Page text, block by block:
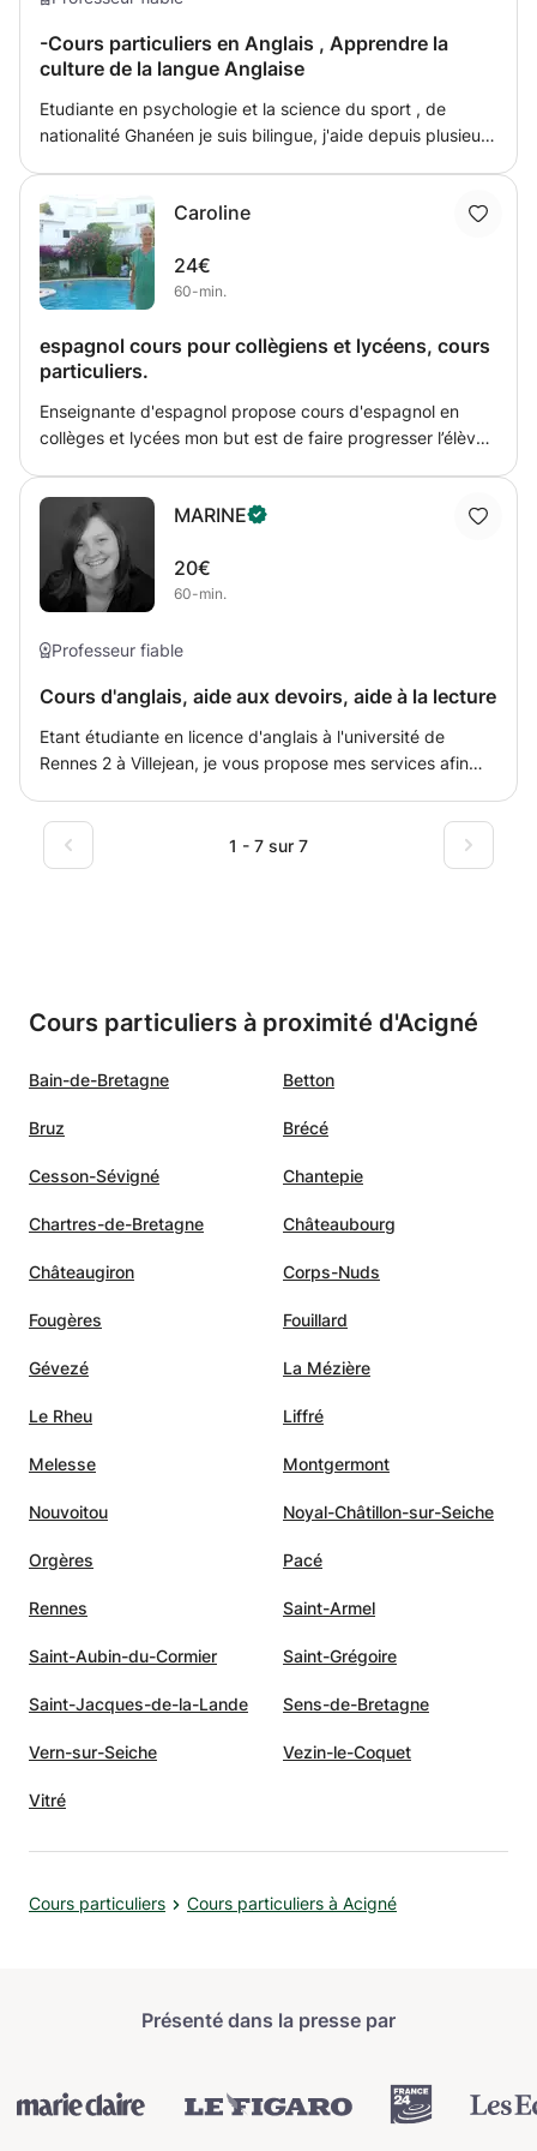
toujours négocier les horaires
-Cours particuliers en Anglais , Apprendre la
culture de la langue Anglaise
Etudiante en psychologie et la science du sport , de
nationalité Ghanéen je suis bilingue, j'aide depuis plusieurs
nombreuse astuces et mémo-techniques pour apprendre
la langue et la prononciation rapidement et avec
efficacité.
Caroline
24€
60-min.
espagnol cours pour collègiens et lycéens, cours
particuliers.
Enseignante d'espagnol propose cours d'espagnol en
collèges et lycées mon but est de faire progresser l’élève
lexicales.Ayant une expérience de professeur en collèges
et en lycées.
MARINE
20€
60-min.
Professeur fiable
Cours d'anglais, aide aux devoirs, aide à la lecture
Etant étudiante en licence d'anglais à l'université de
Rennes 2 à Villejean, je vous propose mes services afin
lycée, que ce soit à l'oral et/ou à l'écrit. Je peux aussi
aider votre enfant pour ses devoirs dans des matières
1 - 7 sur 7
Cours particuliers à proximité d'Acigné
Bain-de-Bretagne Betton
Bruz Brécé
Cesson-Sévigné Chantepie
Chartres-de-Bretagne Châteaubourg
Châteaugiron Corps-Nuds
Fougères Fouillard
Gévezé La Mézière
Le Rheu Liffré
Melesse Montgermont
Nouvoitou Noyal-Châtillon-sur-Seiche
Orgères Pacé
Rennes Saint-Armel
Saint-Aubin-du-Cormier Saint-Grégoire
Saint-Jacques-de-la-Lande Sens-de-Bretagne
Vern-sur-Seiche Vezin-le-Coquet
Vitré
Cours particuliers Cours particuliers à Acigné
Présenté dans la presse par